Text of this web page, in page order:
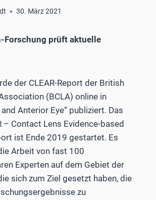
30. März 2021
Forschung prüft aktuelle
der CLEAR-Report der British
(BCLA) online in
Anterior Eye“ publiziert. Das
– Contact Lens Evidence-based
ist Ende 2019 gestartet. Es
Arbeit von fast 100
Experten auf dem Gebiet der
sich zum Ziel gesetzt haben, die
zu